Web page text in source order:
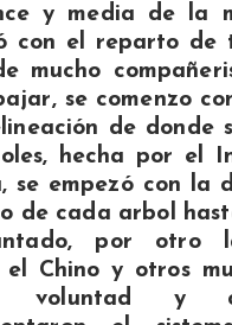
y media de la
con el reparto de
mucho
se comenzo
de donde
hecha por el
se empezó con la
de cada arbol
por otro
Chino y otros
voluntad y